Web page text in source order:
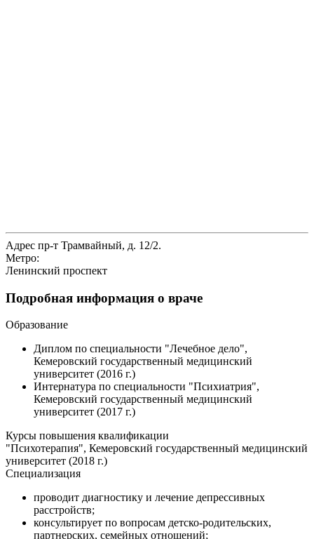
Адрес пр-т Трамвайный, д. 12/2.
Метро:
Ленинский проспект
Подробная информация о враче
Образование
Диплом по специальности "Лечебное дело",
Кемеровский государственный медицинский
университет (2016 г.)
Интернатура по специальности "Психиатрия",
Кемеровский государственный медицинский
университет (2017 г.)
Курсы повышения квалификации
"Психотерапия", Кемеровский государственный медицинский
университет (2018 г.)
Специализация
проводит диагностику и лечение депрессивных
расстройств;
консультирует по вопросам детско-родительских,
партнерских, семейных отношений;